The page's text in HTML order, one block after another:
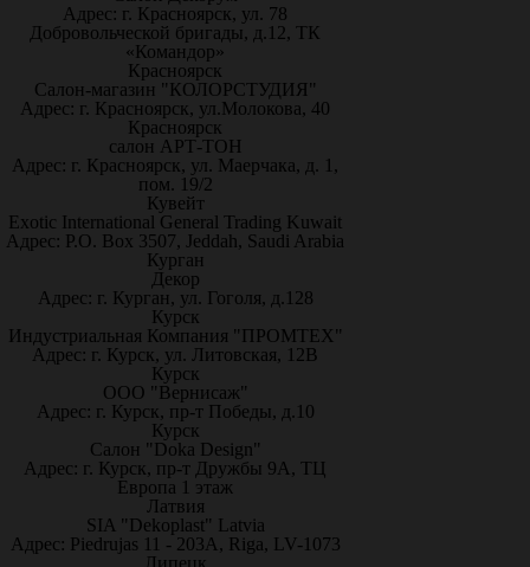
Адрес: г. Красноярск, ул. 78
Добровольческой бригады, д.12, ТК
«Командор»
Красноярск
Салон-магазин "КОЛОРСТУДИЯ"
Адрес: г. Красноярск, ул.Молокова, 40
Красноярск
салон АРТ-ТОН
Адрес: г. Красноярск, ул. Маерчака, д. 1,
пом. 19/2
Кувейт
Exotic International General Trading Kuwait
Адрес: P.O. Box 3507, Jeddah, Saudi Arabia
Курган
Декор
Адрес: г. Курган, ул. Гоголя, д.128
Курск
Индустриальная Компания "ПРОМТЕХ"
Адрес: г. Курск, ул. Литовская, 12В
Курск
ООО "Вернисаж"
Адрес: г. Курск, пр-т Победы, д.10
Курск
Салон "Doka Design"
Адрес: г. Курск, пр-т Дружбы 9А, ТЦ
Европа 1 этаж
Латвия
SIA "Dekoplast" Latvia
Адрес: Piedrujas 11 - 203A, Riga, LV-1073
Липецк